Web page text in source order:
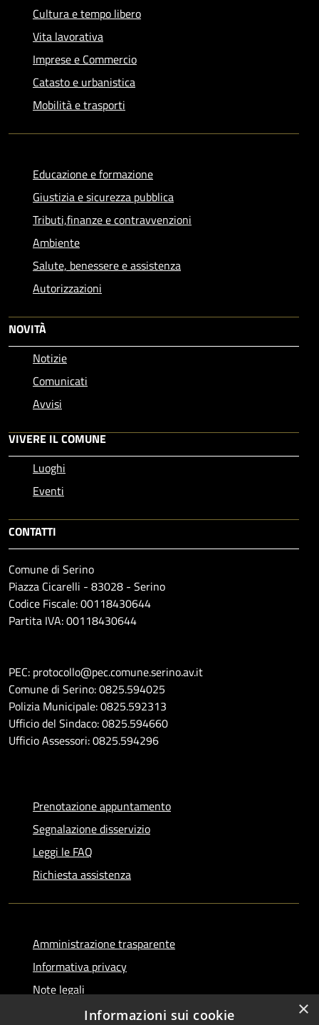
Cultura e tempo libero
Vita lavorativa
Imprese e Commercio
Catasto e urbanistica
Mobilità e trasporti
Educazione e formazione
Giustizia e sicurezza pubblica
Tributi,finanze e contravvenzioni
Ambiente
Salute, benessere e assistenza
Autorizzazioni
NOVITÀ
Notizie
Comunicati
Avvisi
VIVERE IL COMUNE
Luoghi
Eventi
CONTATTI
Comune di Serino
Piazza Cicarelli - 83028 - Serino
Codice Fiscale: 00118430644
Partita IVA: 00118430644
PEC: protocollo@pec.comune.serino.av.it
Comune di Serino: 0825.594025
Polizia Municipale: 0825.592313
Ufficio del Sindaco: 0825.594660
Ufficio Assessori: 0825.594296
Prenotazione appuntamento
Segnalazione disservizio
Leggi le FAQ
Richiesta assistenza
Amministrazione trasparente
Informativa privacy
Note legali
Dichiarazione di accessibilità
×
Informazioni sui cookie